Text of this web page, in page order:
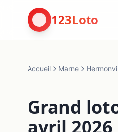
123Loto
Accueil Marne
Grand
avril 2026